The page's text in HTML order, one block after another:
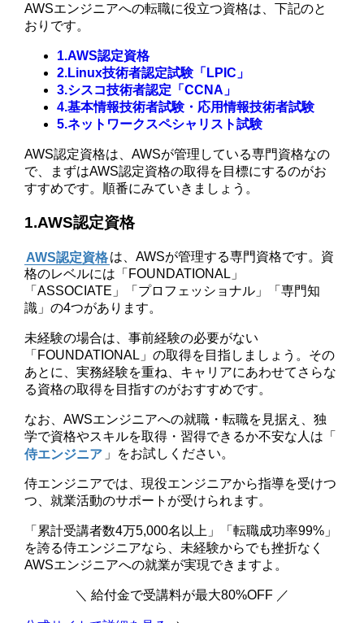
AWSエンジニアへの転職に役立つ資格は、下記のと
おりです。
1.AWS認定資格
2.Linux技術者認定試験「LPIC」
3.シスコ技術者認定「CCNA」
4.基本情報技術者試験・応用情報技術者試験
5.ネットワークスペシャリスト試験
AWS認定資格は、AWSが管理している専門資格なの
で、まずはAWS認定資格の取得を目標にするのがお
すすめです。順番にみていきましょう。
1.AWS認定資格
AWS認定資格は、AWSが管理する専門資格です。資
格のレベルには「FOUNDATIONAL」
「ASSOCIATE」「プロフェッショナル」「専門知
識」の4つがあります。
未経験の場合は、事前経験の必要がない
「FOUNDATIONAL」の取得を目指しましょう。その
あとに、実務経験を重ね、キャリアにあわせてさらな
る資格の取得を目指すのがおすすめです。
なお、AWSエンジニアへの就職・転職を見据え、独
学で資格やスキルを取得・習得できるか不安な人は「
侍エンジニア 」をお試しください。
侍エンジニアでは、現役エンジニアから指導を受けつ
つ、就業活動のサポートが受けられます。
「累計受講者数4万5,000名以上」「転職成功率99%」
を誇る侍エンジニアなら、未経験からでも挫折なく
AWSエンジニアへの就業が実現できますよ。
＼ 給付金で受講料が最大80%OFF ／